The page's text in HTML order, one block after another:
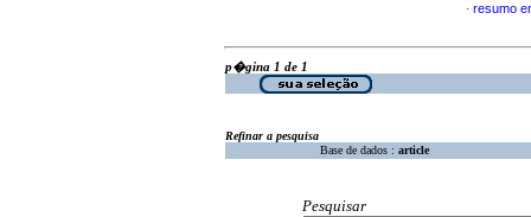
· resumo
p�gina 1 de 1
Refinar a pesquisa
Base de dados : article
Pesquisar